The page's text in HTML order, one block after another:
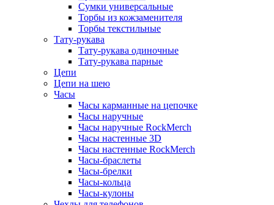
Сумки универсальные
Торбы из кожзаменителя
Торбы текстильные
Тату-рукава
Тату-рукава одиночные
Тату-рукава парные
Цепи
Цепи на шею
Часы
Часы карманные на цепочке
Часы наручные
Часы наручные RockMerch
Часы настенные 3D
Часы настенные RockMerch
Часы-браслеты
Часы-брелки
Часы-кольца
Часы-кулоны